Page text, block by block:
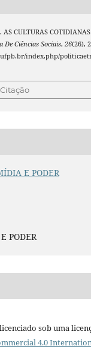
CULTURAS
De Ciências Sociais, 26(26),
index.php/
E PODER
PODER
sob uma
4.0